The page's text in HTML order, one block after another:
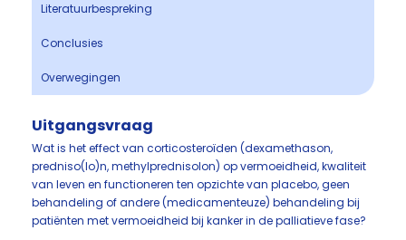
Literatuurbespreking
Conclusies
Overwegingen
Uitgangsvraag
Wat is het effect van corticosteroïden (dexamethason,
predniso(lo)n, methylprednisolon) op vermoeidheid, kwaliteit
van leven en functioneren ten opzichte van placebo, geen
behandeling of andere (medicamenteuze) behandeling bij
patiënten met vermoeidheid bij kanker in de palliatieve fase?